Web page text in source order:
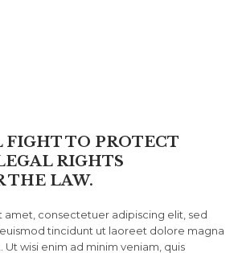
FIGHT TO PROTECT
RIGHTS
THE LAW.
amet, consectetuer adipiscing elit, sed
tincidunt ut laoreet dolore magna
wisi enim ad minim veniam, quis